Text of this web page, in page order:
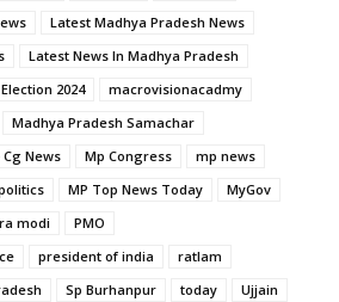
Latest Madhya Pradesh News
Latest News In Madhya Pradesh
2024
macrovisionacadmy
Madhya Pradesh Samachar
Cg News Mp Congress
mp news
MP Top News Today
MyGov
modi
PMO
president of india
ratlam
Sp Burhanpur today
Ujjain